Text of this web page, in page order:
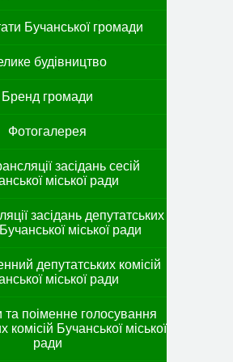
Бучанської громади
будівництво
Бренд громади
Фотогалерея
засідань сесій
міської ради
засідань депутатських
міської ради
депутатських комісій
міської ради
та поіменне голосування
комісій Бучанської міської
ради